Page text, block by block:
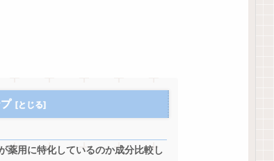
薬用に特化しているのか成分比較し